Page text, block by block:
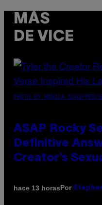
MÁS
DE VICE
PHOTO BY MONICA SCHIPPER/
ASAP Rocky
Definitive
Creator’s
hace 13 horasPor